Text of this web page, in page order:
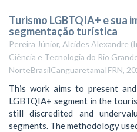
Turismo LGBTQIA+ e sua
segmentação turística
Pereira Júnior, Alcides Alexandre (
Ciência e Tecnologia do Rio
NorteBrasilCanguaretamaIFRN,
This work aims to present
LGBTQIA+ segment in the
still discredited and
segments. The methodology